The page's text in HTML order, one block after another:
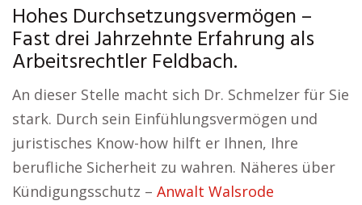
Hohes Durchsetzungsvermögen –
Fast drei Jahrzehnte Erfahrung als
Arbeitsrechtler Feldbach.
An dieser Stelle macht sich Dr. Schmelzer für Sie
stark. Durch sein Einfühlungsvermögen und
juristisches Know-how hilft er Ihnen, Ihre
berufliche Sicherheit zu wahren. Näheres über
Kündigungsschutz – Anwalt Walsrode